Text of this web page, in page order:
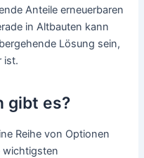
Anteile erneuerbaren
in Altbauten kann
Lösung sein,
ist.
gibt es?
Reihe von Optionen
wichtigsten